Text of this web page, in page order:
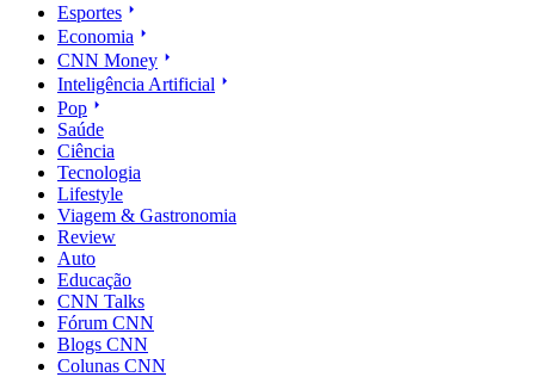
Esportes
Economia
CNN Money
Inteligência Artificial
Pop
Saúde
Ciência
Tecnologia
Lifestyle
Viagem & Gastronomia
Review
Auto
Educação
CNN Talks
Fórum CNN
Blogs CNN
Colunas CNN